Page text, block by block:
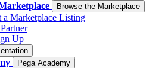
Browse the Marketplace
a Marketplace Listing
Up
Pega Academy